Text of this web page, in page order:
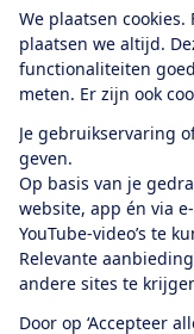
We plaatsen
plaatsen we altijd.
functionaliteiten
meten. Er zijn ook
Je gebruikservaring
geven.
Op basis van je
website, app én via
YouTube-video’s te
Relevante
andere sites te
Door op ‘Accepteer
Over ons
Boeken &